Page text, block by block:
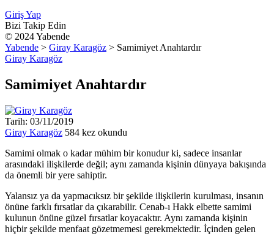
Giriş Yap
Bizi Takip Edin
© 2024 Yabende
Yabende > Giray Karagöz > Samimiyet Anahtardır
Giray Karagöz
Samimiyet Anahtardır
Tarih: 03/11/2019
Giray Karagöz 584 kez okundu
Samimi olmak o kadar mühim bir konudur ki, sadece insanlar
arasındaki ilişkilerde değil; aynı zamanda kişinin dünyaya bakışında
da önemli bir yere sahiptir.
Yalansız ya da yapmacıksız bir şekilde ilişkilerin kurulması, insanın
önüne farklı fırsatlar da çıkarabilir. Cenab-ı Hakk elbette samimi
kulunun önüne güzel fırsatlar koyacaktır. Aynı zamanda kişinin
hiçbir şekilde menfaat gözetmemesi gerekmektedir. İçinden gelen